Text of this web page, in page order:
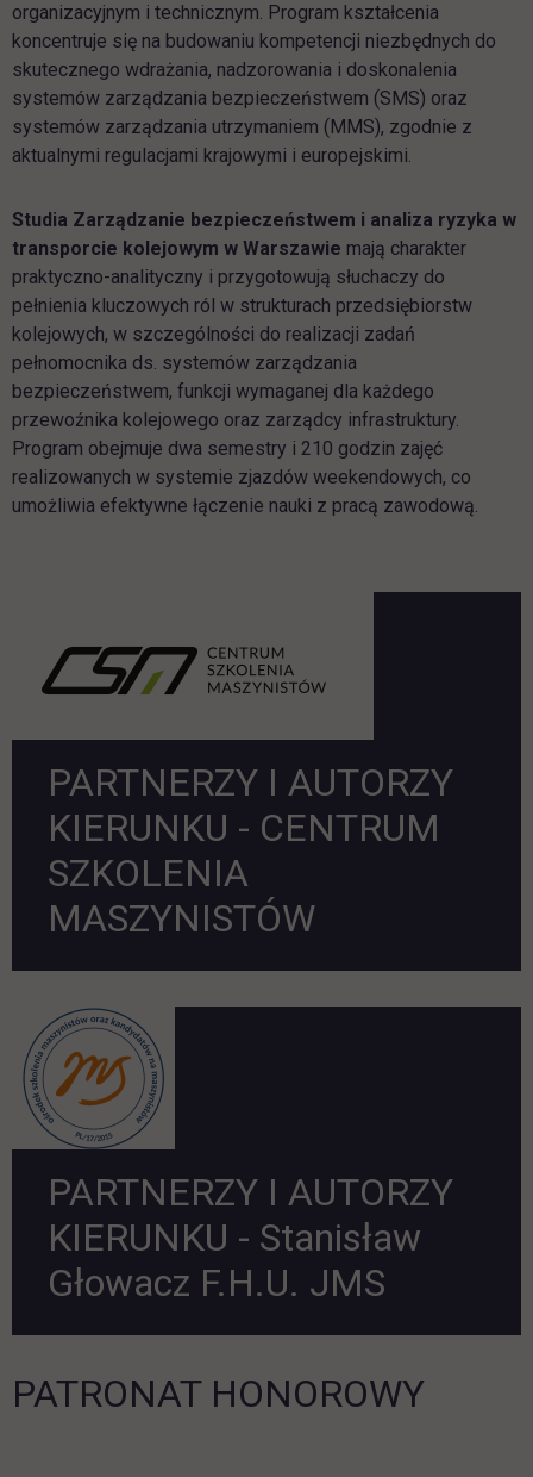
organizacyjnym i technicznym. Program kształcenia
koncentruje się na budowaniu kompetencji niezbędnych do
skutecznego wdrażania, nadzorowania i doskonalenia
systemów zarządzania bezpieczeństwem (SMS) oraz
systemów zarządzania utrzymaniem (MMS), zgodnie z
aktualnymi regulacjami krajowymi i europejskimi.
Studia Zarządzanie bezpieczeństwem i analiza ryzyka w
transporcie kolejowym w Warszawie mają charakter
praktyczno-analityczny i przygotowują słuchaczy do
pełnienia kluczowych ról w strukturach przedsiębiorstw
kolejowych, w szczególności do realizacji zadań
pełnomocnika ds. systemów zarządzania
bezpieczeństwem, funkcji wymaganej dla każdego
przewoźnika kolejowego oraz zarządcy infrastruktury.
Program obejmuje dwa semestry i 210 godzin zajęć
realizowanych w systemie zjazdów weekendowych, co
umożliwia efektywne łączenie nauki z pracą zawodową.
PARTNERZY I AUTORZY
KIERUNKU - CENTRUM
SZKOLENIA
MASZYNISTÓW
PARTNERZY I AUTORZY
KIERUNKU - Stanisław
Głowacz F.H.U. JMS
PATRONAT HONOROWY